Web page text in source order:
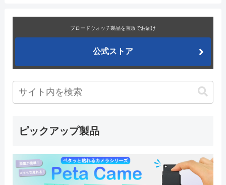
ブロードウォッチ製品を直販でお届け
公式ストア
ピックアップ製品